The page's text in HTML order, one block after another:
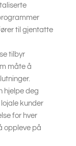
til gjentatte
tilbyr
måte å
hjelpe deg
kunder
for hver
oppleve på